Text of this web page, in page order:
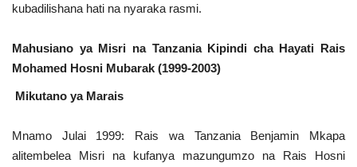
kubadilishana hati na nyaraka rasmi.
Mahusiano ya Misri na Tanzania Kipindi cha Hayati Rais
Mohamed Hosni Mubarak (1999-2003)
Mikutano ya Marais
Mnamo Julai 1999: Rais wa Tanzania Benjamin Mkapa
alitembelea Misri na kufanya mazungumzo na Rais Hosni